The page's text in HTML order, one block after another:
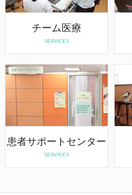
チーム医療
SERVICES
患者サポートセンター
SERVICES